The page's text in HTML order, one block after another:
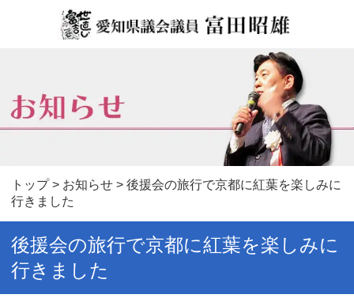
トップ> お知らせ > 後援会の旅行で京都に紅葉を楽しみに
行きました
後援会の旅行で京都に紅葉を楽しみに
行きました